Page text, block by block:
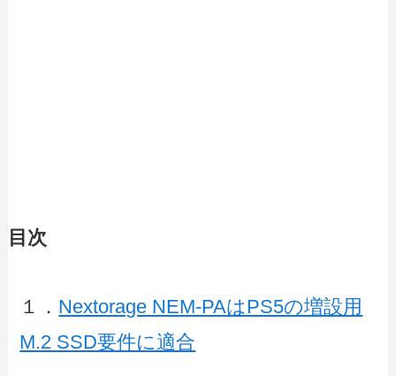
目次
１． Nextorage NEM-PAはPS5の増設用
M.2 SSD要件に適合